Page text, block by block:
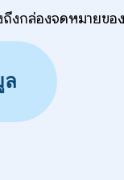
ถึงกล่องจดหมายข